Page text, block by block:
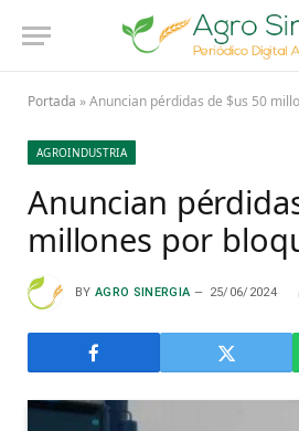
Portada »Anuncian pérdidas de $us 50
AGROINDUSTRIA
Anuncian
millones por
BY AGRO SINERGIA 25/06/2024